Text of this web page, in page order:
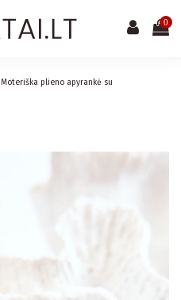
0
Moteriška plieno apyrankė su